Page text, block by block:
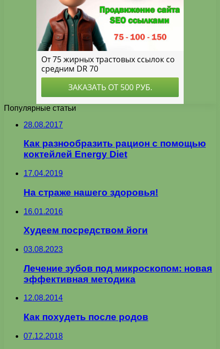
Популярные статьи
28.08.2017
Как разнообразить рацион с помощью
коктейлей Energy Diet
17.04.2019
На страже нашего здоровья!
16.01.2016
Худеем посредством йоги
03.08.2023
Лечение зубов под микроскопом: новая
эффективная методика
12.08.2014
Как похудеть после родов
07.12.2018